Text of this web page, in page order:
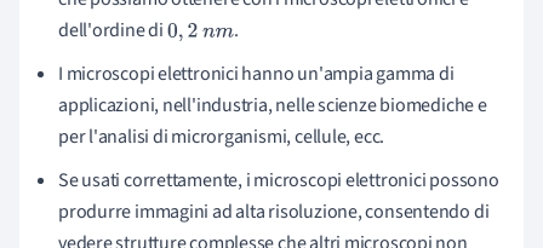
dell'ordine di0,2nm
.
I microscopi elettronici hanno un'ampia gamma di
applicazioni, nell'industria, nelle scienze biomediche e
per l'analisi di microrganismi, cellule, ecc.
Se usati correttamente, i microscopi elettronici possono
produrre immagini ad alta risoluzione, consentendo di